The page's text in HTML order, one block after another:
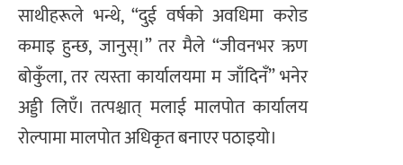
साथीहरूले भन्थे, “दुई वर्षको अवधिमा करोड
कमाइ हुन्छ, जानुस्।” तर मैले “जीवनभर ऋण
बोकुँला, तर त्यस्ता कार्यालयमा म जाँदिनँ” भनेर
अड्डी लिएँ। तत्पश्चात् मलाई मालपोत कार्यालय
रोल्पामा मालपोत अधिकृत बनाएर पठाइयो।